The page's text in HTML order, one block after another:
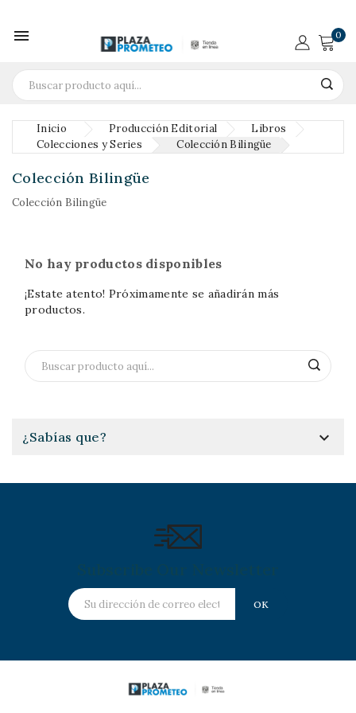
 0
Inicio Producción Editorial
Libros
Colecciones y Series
Colección Bilingüe
Colección Bilingüe
Colección Bilingüe
No hay productos disponibles
¡Estate atento! Próximamente se añadirán más
productos.
¿Sabías que? 